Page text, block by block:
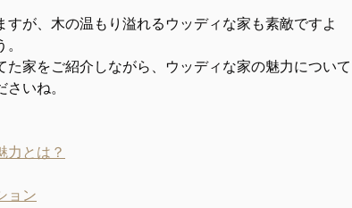
が、木の温もり溢れるウッディな家も素敵ですよ
家をご紹介しながら、ウッディな家の魅力について
いね。
力とは？
ョン